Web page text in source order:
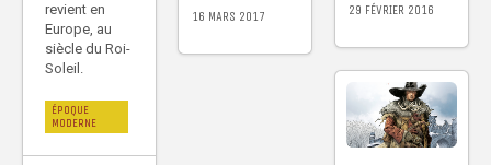
revient en
Europe, au
siècle du Roi-
Soleil.
ÉPOQUE
MODERNE
16 MARS 2017 29 FÉVRIER 2016